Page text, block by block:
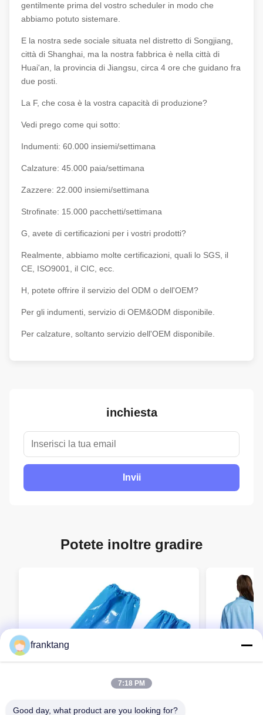
gentilmente prima del vostro scheduler in modo che
abbiamo potuto sistemare.
E la nostra sede sociale situata nel distretto di Songjiang,
città di Shanghai, ma la nostra fabbrica è nella città di
Huai'an, la provincia di Jiangsu, circa 4 ore che guidano fra
due posti.
La F, che cosa è la vostra capacità di produzione?
Vedi prego come qui sotto:
Indumenti: 60.000 insiemi/settimana
Calzature: 45.000 paia/settimana
Zazzere: 22.000 insiemi/settimana
Strofinate: 15.000 pacchetti/settimana
G, avete di certificazioni per i vostri prodotti?
Realmente, abbiamo molte certificazioni, quali lo SGS, il
CE, ISO9001, il CIC, ecc.
H, potete offrire il servizio del ODM o dell'OEM?
Per gli indumenti, servizio di OEM&ODM disponibile.
Per calzature, soltanto servizio dell'OEM disponibile.
inchiesta
Invii
Potete inoltre gradire
franktang
7:18 PM
Good day, what product are you looking for?